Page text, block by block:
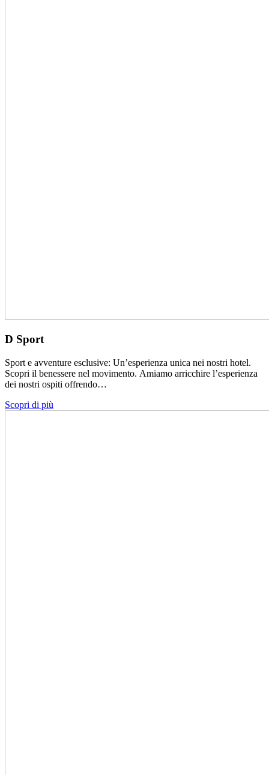
D Sport
Sport e avventure esclusive: Un’esperienza unica nei nostri hotel.
Scopri il benessere nel movimento. Amiamo arricchire l’esperienza
dei nostri ospiti offrendo…
Scopri di più